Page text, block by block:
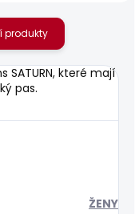
produkty
SATURN, které mají
pas.
ŽENY